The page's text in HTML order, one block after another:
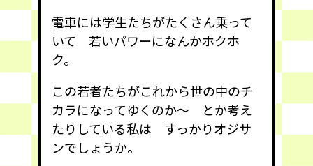
電車には学生たちがたくさん乗って
いて 若いパワーになんかホクホ
ク。
この若者たちがこれから世の中のチ
カラになってゆくのか〜 とか考え
たりしている私は すっかりオジサ
ンでしょうか。